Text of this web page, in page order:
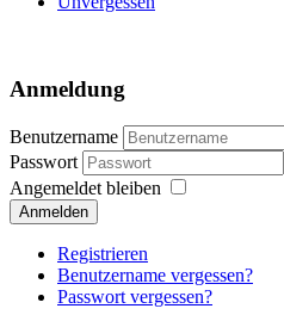
Anmeldung
Benutzername
Passwort
Angemeldet bleiben
Anmelden
Registrieren
Benutzername vergessen?
Passwort vergessen?